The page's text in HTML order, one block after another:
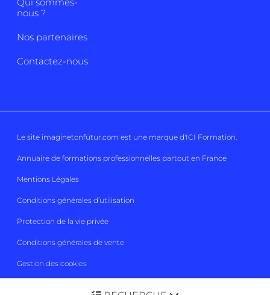
Qui sommes-
nous ?
Nos partenaires
Contactez-nous
Le site imaginetonfutur.com est une marque d'ICI Formation.
Annuaire de formations professionnelles partout en France
Mentions Légales
Conditions générales d’utilisation
Protection de la vie privée
Conditions générales de vente
Gestion des cookies
Imaginetonfutur 2026 Tous droits réservés